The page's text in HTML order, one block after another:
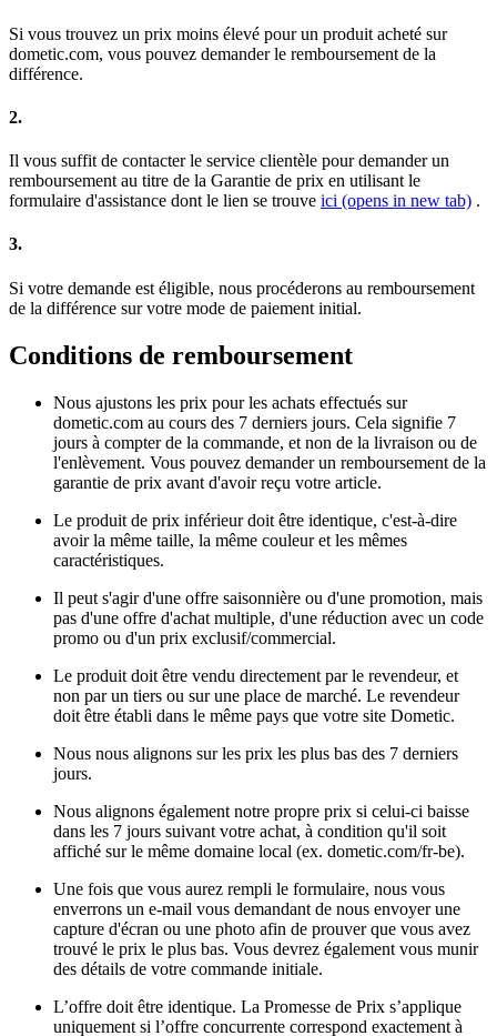
Si vous trouvez un prix moins élevé pour un produit acheté sur
dometic.com, vous pouvez demander le remboursement de la
différence.
2.
Il vous suffit de contacter le service clientèle pour demander un
remboursement au titre de la Garantie de prix en utilisant le
formulaire d'assistance dont le lien se trouve ici (opens in new tab) .
3.
Si votre demande est éligible, nous procéderons au remboursement
de la différence sur votre mode de paiement initial.
Conditions de remboursement
Nous ajustons les prix pour les achats effectués sur
dometic.com au cours des 7 derniers jours. Cela signifie 7
jours à compter de la commande, et non de la livraison ou de
l'enlèvement. Vous pouvez demander un remboursement de la
garantie de prix avant d'avoir reçu votre article.
Le produit de prix inférieur doit être identique, c'est-à-dire
avoir la même taille, la même couleur et les mêmes
caractéristiques.
Il peut s'agir d'une offre saisonnière ou d'une promotion, mais
pas d'une offre d'achat multiple, d'une réduction avec un code
promo ou d'un prix exclusif/commercial.
Le produit doit être vendu directement par le revendeur, et
non par un tiers ou sur une place de marché. Le revendeur
doit être établi dans le même pays que votre site Dometic.
Nous nous alignons sur les prix les plus bas des 7 derniers
jours.
Nous alignons également notre propre prix si celui-ci baisse
dans les 7 jours suivant votre achat, à condition qu'il soit
affiché sur le même domaine local (ex. dometic.com/fr-be).
Une fois que vous aurez rempli le formulaire, nous vous
enverrons un e-mail vous demandant de nous envoyer une
capture d'écran ou une photo afin de prouver que vous avez
trouvé le prix le plus bas. Vous devrez également vous munir
des détails de votre commande initiale.
L’offre doit être identique. La Promesse de Prix s’applique
uniquement si l’offre concurrente correspond exactement à